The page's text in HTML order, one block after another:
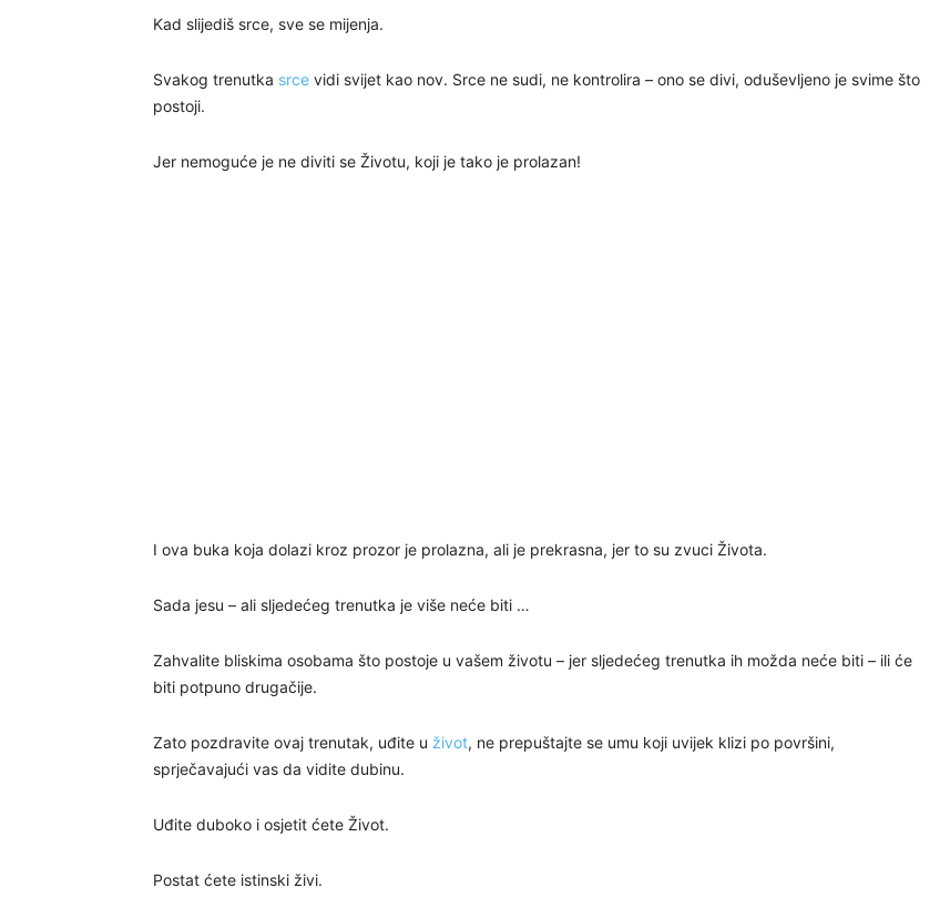
Kad slijediš srce, sve se mijenja.
Svakog trenutka srce vidi svijet kao nov. Srce ne sudi, ne kontrolira – ono se divi, oduševljeno je svime što
postoji.
Jer nemoguće je ne diviti se Životu, koji je tako je prolazan!
I ova buka koja dolazi kroz prozor je prolazna, ali je prekrasna, jer to su zvuci Života.
Sada jesu – ali sljedećeg trenutka je više neće biti …
Zahvalite bliskima osobama što postoje u vašem životu – jer sljedećeg trenutka ih možda neće biti – ili će
biti potpuno drugačije.
Zato pozdravite ovaj trenutak, uđite u život, ne prepuštajte se umu koji uvijek klizi po površini,
sprječavajući vas da vidite dubinu.
Uđite duboko i osjetit ćete Život.
Postat ćete istinski živi.